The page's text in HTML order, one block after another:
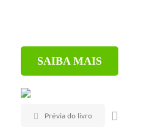
SAIBA MAIS